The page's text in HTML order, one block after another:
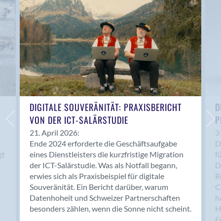
Anwil
Appenzell
Au SG
Baar
Baden
Balsthal
Balzers
Basel
Bassersdorf
Belp
Bendern
Benken (SG)
Bergdietikon
Berlin
Bern
Bern - Liebefeld
DIGITALE SOUVERÄNITÄT: PRAXISBERICHT
VON DER ICT-SALÄRSTUDIE
21. April 2026:
Ende 2024 erforderte die Geschäftsaufgabe
eines Dienstleisters die kurzfristige Migration
der ICT-Salärstudie. Was als Notfall begann,
erwies sich als Praxisbeispiel für digitale
Souveränität. Ein Bericht darüber, warum
Datenhoheit und Schweizer Partnerschaften
besonders zählen, wenn die Sonne nicht scheint.